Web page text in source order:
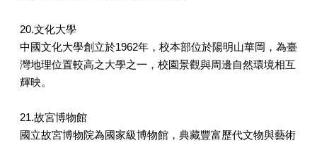
20.文化大學
中國文化大學創立於1962年，校本部位於陽明山華岡，為臺
灣地理位置較高之大學之一，校園景觀與周邊自然環境相互
輝映。
21.故宮博物館
國立故宮博物院為國家級博物館，典藏豐富歷代文物與藝術